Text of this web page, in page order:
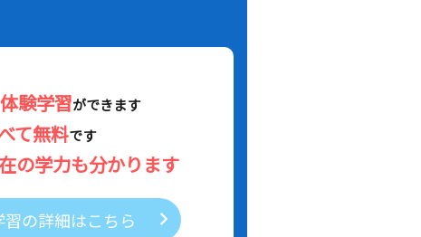
験学習ができます
て無料です
の学力も分かります
の詳細はこちら